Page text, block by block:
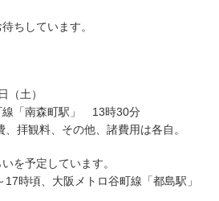
ちしています。
土）
「南森町駅」 13時30分
拝観料、その他、諸費用は各自。
予定しています。
頃、大阪メトロ谷町線「都島駅」